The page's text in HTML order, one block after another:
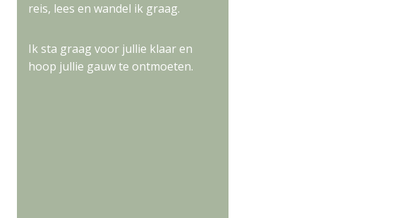
reis, lees en wandel ik graag.
Ik sta graag voor jullie klaar en
hoop jullie gauw te ontmoeten.